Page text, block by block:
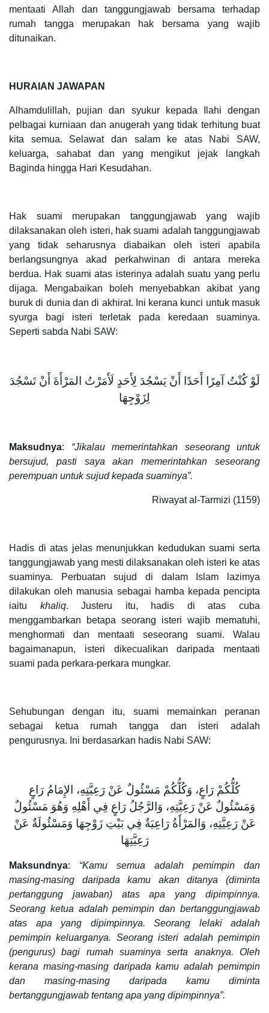
mentaati Allah dan tanggungjawab bersama terhadap
rumah tangga merupakan hak bersama yang wajib
ditunaikan.
HURAIAN JAWAPAN
Alhamdulillah, pujian dan syukur kepada Ilahi dengan
pelbagai kurniaan dan anugerah yang tidak terhitung buat
kita semua. Selawat dan salam ke atas Nabi SAW,
keluarga, sahabat dan yang mengikut jejak langkah
Baginda hingga Hari Kesudahan.
Hak suami merupakan tanggungjawab yang wajib
dilaksanakan oleh isteri, hak suami adalah tanggungjawab
yang tidak seharusnya diabaikan oleh isteri apabila
berlangsungnya akad perkahwinan di antara mereka
berdua. Hak suami atas isterinya adalah suatu yang perlu
dijaga. Mengabaikan boleh menyebabkan akibat yang
buruk di dunia dan di akhirat. Ini kerana kunci untuk masuk
syurga bagi isteri terletak pada keredaan suaminya.
Seperti sabda Nabi SAW:
لَوْ كُنْتُ آمِرًا أَحَدًا أَنْ يَسْجُدَ لِأَحَدٍ لَأَمَرْتُ المَرْأَةَ أَنْ تَسْجُدَ
لِزَوْجِهَا
Maksudnya: “Jikalau memerintahkan seseorang untuk
bersujud, pasti saya akan memerintahkan seseorang
perempuan untuk sujud kepada suaminya”.
Riwayat al-Tarmizi (1159)
Hadis di atas jelas menunjukkan kedudukan suami serta
tanggungjawab yang mesti dilaksanakan oleh isteri ke atas
suaminya. Perbuatan sujud di dalam Islam lazimya
dilakukan oleh manusia sebagai hamba kepada pencipta
iaitu khaliq. Justeru itu, hadis di atas cuba
menggambarkan betapa seorang isteri wajib mematuhi,
menghormati dan mentaati seseorang suami. Walau
bagaimanapun, isteri dikecualikan daripada mentaati
suami pada perkara-perkara mungkar.
Sehubungan dengan itu, suami memainkan peranan
sebagai ketua rumah tangga dan isteri adalah
pengurusnya. Ini berdasarkan hadis Nabi SAW:
‌كُلُّكُمْ ‌رَاعٍ، وَكُلُّكُمْ مَسْئُولٌ عَنْ رَعِيَّتِهِ، الإِمَامُ رَاعٍ
وَمَسْئُولٌ عَنْ رَعِيَّتِهِ، وَالرَّجُلُ رَاعٍ فِي أَهْلِهِ وَهُوَ مَسْئُولٌ
عَنْ رَعِيَّتِهِ، وَالمَرْأَةُ رَاعِيَةٌ فِي بَيْتِ زَوْجِهَا وَمَسْئُولَةٌ عَنْ
رَعِيَّتِهَا
Maksundnya: “Kamu semua adalah pemimpin dan
masing-masing daripada kamu akan ditanya (diminta
pertanggung jawaban) atas apa yang dipimpinnya.
Seorang ketua adalah pemimpin dan bertanggungjawab
atas apa yang dipimpinnya. Seorang lelaki adalah
pemimpin keluarganya. Seorang isteri adalah pemimpin
(pengurus) bagi rumah suaminya serta anaknya. Oleh
kerana masing-masing daripada kamu adalah pemimpin
dan masing-masing daripada kamu diminta
bertanggungjawab tentang apa yang dipimpinnya”.